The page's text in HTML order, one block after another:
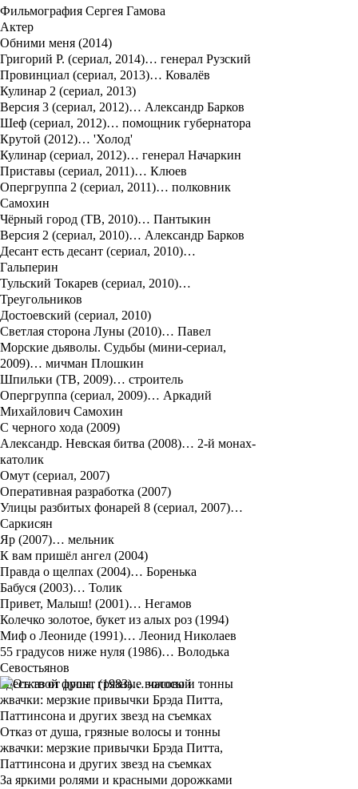
Фильмография Сергея Гамова
Актер
Обними меня (2014)
Григорий Р. (сериал, 2014)… генерал Рузский
Провинциал (сериал, 2013)… Ковалёв
Кулинар 2 (сериал, 2013)
Версия 3 (сериал, 2012)… Александр Барков
Шеф (сериал, 2012)… помощник губернатора
Крутой (2012)… 'Холод'
Кулинар (сериал, 2012)… генерал Начаркин
Приставы (сериал, 2011)… Клюев
Опергруппа 2 (сериал, 2011)… полковник
Самохин
Чёрный город (ТВ, 2010)… Пантыкин
Версия 2 (сериал, 2010)… Александр Барков
Десант есть десант (сериал, 2010)…
Гальперин
Тульский Токарев (сериал, 2010)…
Треугольников
Достоевский (сериал, 2010)
Светлая сторона Луны (2010)… Павел
Морские дьяволы. Судьбы (мини-сериал,
2009)… мичман Плошкин
Шпильки (ТВ, 2009)… строитель
Опергруппа (сериал, 2009)… Аркадий
Михайлович Самохин
С черного хода (2009)
Александр. Невская битва (2008)… 2-й монах-
католик
Омут (сериал, 2007)
Оперативная разработка (2007)
Улицы разбитых фонарей 8 (сериал, 2007)…
Саркисян
Яр (2007)… мельник
К вам пришёл ангел (2004)
Правда о щелпах (2004)… Боренька
Бабуся (2003)… Толик
Привет, Малыш! (2001)… Негамов
Колечко золотое, букет из алых роз (1994)
Миф о Леониде (1991)… Леонид Николаев
55 градусов ниже нуля (1986)… Володька
Севостьянов
Здесь твой фронт (1983)… часовой
Отказ от душа, грязные волосы и тонны
жвачки: мерзкие привычки Брэда Питта,
Паттинсона и других звезд на съемках
За яркими ролями и красными дорожками